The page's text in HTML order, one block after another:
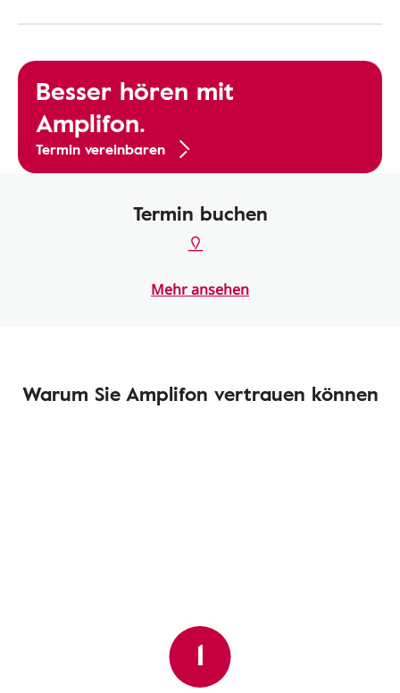
Besser hören mit
Amplifon.
Termin vereinbaren
Termin buchen
Mehr ansehen
Warum Sie Amplifon vertrauen können
1